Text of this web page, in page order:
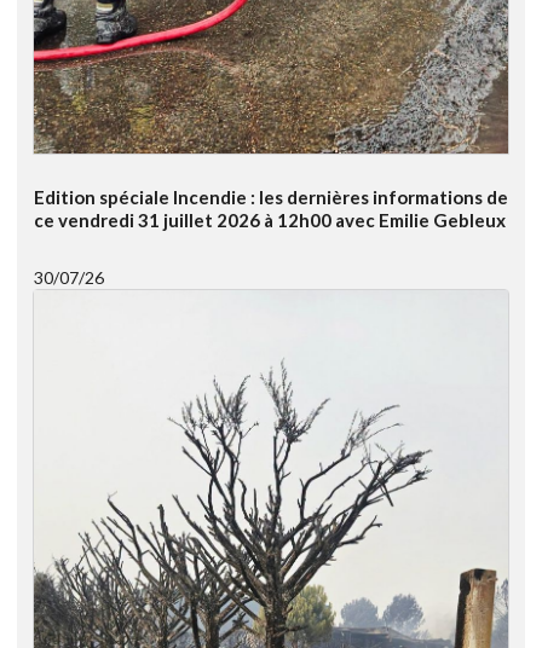
Edition spéciale Incendie : les dernières informations de
ce vendredi 31 juillet 2026 à 12h00 avec Emilie Gebleux
30/07/26